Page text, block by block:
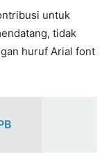
untuk
tidak
huruf Arial font